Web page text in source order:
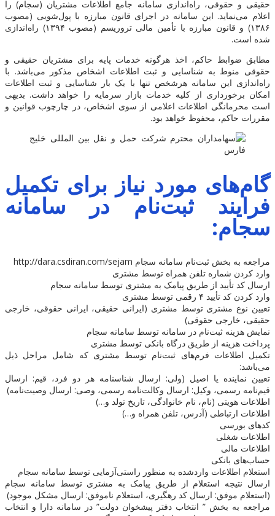
حقیقی و حقوقی، راه‌اندازی سامانه جامع اطلاعات مشتریان (سجام) را
اعلام می‌نماید. این سامانه در اجرای قانون مبارزه با پول‌شویی (مصوب
۱۳۸۶) و قانون مبارزه با تأمین مالی تروریسم (مصوب ۱۳۹۴) راه‌اندازی
شده است.
مطابق ضوابط حاکم، اخذ هرگونه خدمات پایه برای مشتریان حقیقی و
حقوقی منوط به شناسایی و ثبت اطلاعات اشخاص مذکور می‌باشد. با
راه‌اندازی این سامانه هرشخص تنها با یک بار شناسایی و ثبت اطلاعات
امکان برخورداری از کلیه خدمات بازار سرمایه را خواهد داشت. بدیهی
است محرمانگی اطلاعات اعلامی از سوی اشخاص، در چارچوب قوانین و
مقررات حاکم، محفوظ خواهد بود.
گام‌های مورد نیاز برای تکمیل
فرایند ثبت‌نام در سامانه
سجام:
مراجعه به بخش ثبت‌نام سامانه سجام http://dara.csdiran.com/sejam
وارد کردن شماره تلفن همراه توسط مشتری
ارسال کد تأیید از طریق پیامک به مشتری توسط سامانه سجام
وارد کردن کد تأیید ۴ رقمی توسط مشتری
تعیین نوع مشتری توسط مشتری (ایرانی حقیقی، ایرانی حقوقی، خارجی
حقیقی، خارجی حقوقی)
نمایش هزینه ثبت‌نام در سامانه توسط سامانه سجام
پرداخت هزینه از طریق درگاه بانکی توسط مشتری
تکمیل اطلاعات فرم‌های ثبت‌نام توسط مشتری که شامل مراحل ذیل
می‌باشد:
تعیین نماینده یا اصیل (ولی: ارسال شناسنامه هر دو فرد، قیم: ارسال
قیم‌نامه رسمی، وکیل: ارسال وکالت‌نامه رسمی، وصی: ارسال وصیت‌نامه)
اطلاعات هویتی (نام، نام خانوادگی، تاریخ تولد و…)
اطلاعات ارتباطی (آدرس، تلفن همراه و…)
کدهای بورسی
اطلاعات شغلی
اطلاعات مالی
حساب‌های بانکی
استعلام اطلاعات واردشده به منظور راستی‌آزمایی توسط سامانه سجام
ارسال نتیجه استعلام از طریق پیامک به مشتری توسط سامانه سجام
(استعلام موفق: ارسال کد رهگیری، استعلام ناموفق: ارسال مشکل موجود)
مراجعه به بخش ” انتخاب دفتر پیشخوان دولت” در سامانه دارا و انتخاب